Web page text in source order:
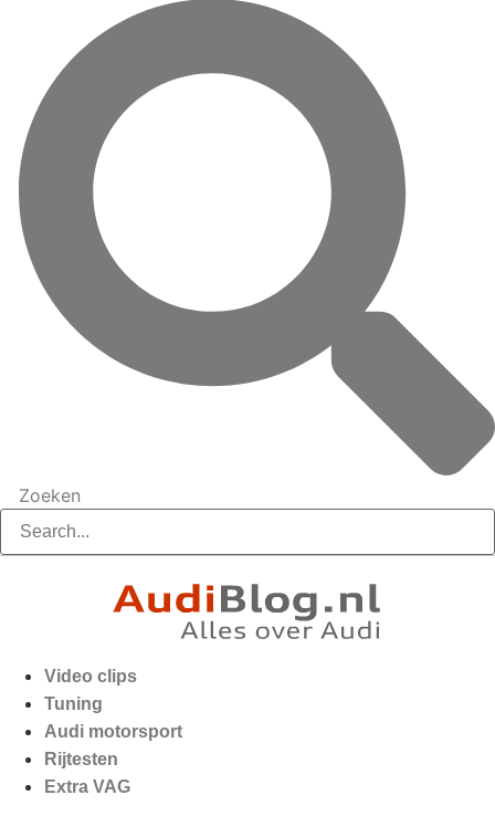
Zoeken
Video clips
Tuning
Audi motorsport
Rijtesten
Extra VAG